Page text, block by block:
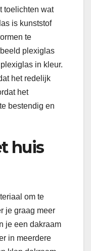
toelichten wat
is kunststof
te
plexiglas
in kleur.
het redelijk
het
bestendig en
huis
om te
je graag meer
je een dakraam
in meerdere